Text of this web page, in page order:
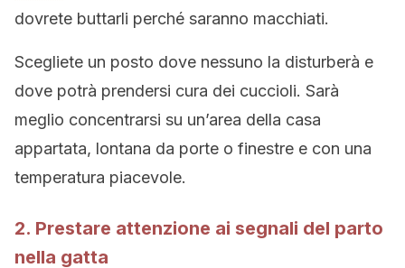
dovrete buttarli perché saranno macchiati.
Scegliete un posto dove nessuno la disturberà e
dove potrà prendersi cura dei cuccioli. Sarà
meglio concentrarsi su un’area della casa
appartata, lontana da porte o finestre e con una
temperatura piacevole.
2. Prestare attenzione ai segnali del parto
nella gatta